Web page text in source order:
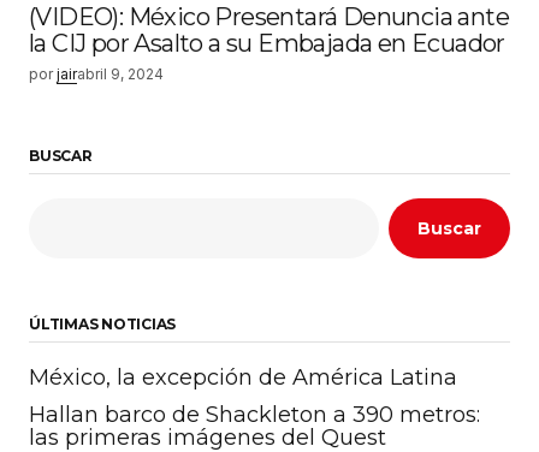
(VIDEO): México Presentará Denuncia ante
la CIJ por Asalto a su Embajada en Ecuador
por jairabril 9, 2024
BUSCAR
Buscar
ÚLTIMAS NOTICIAS
México, la excepción de América Latina
Hallan barco de Shackleton a 390 metros:
las primeras imágenes del Quest